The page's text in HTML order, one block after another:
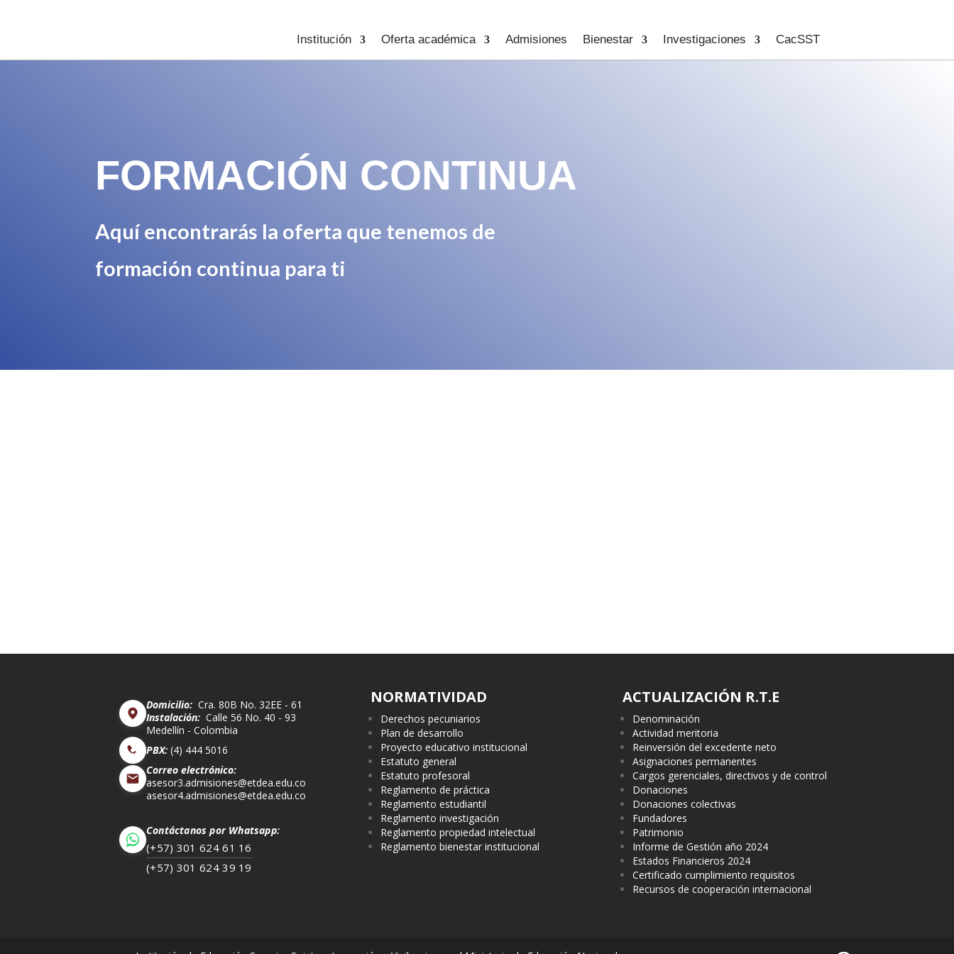
Institución Oferta académica Admisiones Bienestar Investigaciones CacSST
FORMACIÓN CONTINUA
Aquí encontrarás la oferta que tenemos de
formación continua para ti
Domicilio: Cra. 80B No. 32EE - 61
Instalación: Calle 56 No. 40 - 93
Medellín - Colombia
PBX: (4) 444 5016
Correo electrónico:
asesor3.admisiones@etdea.edu.co
asesor4.admisiones@etdea.edu.co
Contáctanos por Whatsapp:
(+57) 301 624 61 16
(+57) 301 624 39 19
NORMATIVIDAD
Derechos pecuniarios
Plan de desarrollo
Proyecto educativo institucional
Estatuto general
Estatuto profesoral
Reglamento de práctica
Reglamento estudiantil
Reglamento investigación
Reglamento propiedad intelectual
Reglamento bienestar institucional
ACTUALIZACIÓN R.T.E
Denominación
Actividad meritoria
Reinversión del excedente neto
Asignaciones permanentes
Cargos gerenciales, directivos y de control
Donaciones
Donaciones colectivas
Fundadores
Patrimonio
Informe de Gestión año 2024
Estados Financieros 2024
Certificado cumplimiento requisitos
Recursos de cooperación internacional